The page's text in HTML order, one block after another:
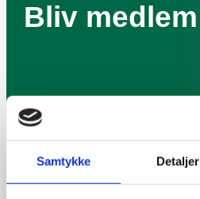
Samtykke Detaljer
Bliv medlem